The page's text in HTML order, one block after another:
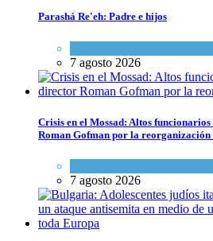
Parashá Re'eh: Padre e hijos
7 agosto 2026
Crisis en el Mossad: Altos
Roman Gofman por la reorganización
7 agosto 2026